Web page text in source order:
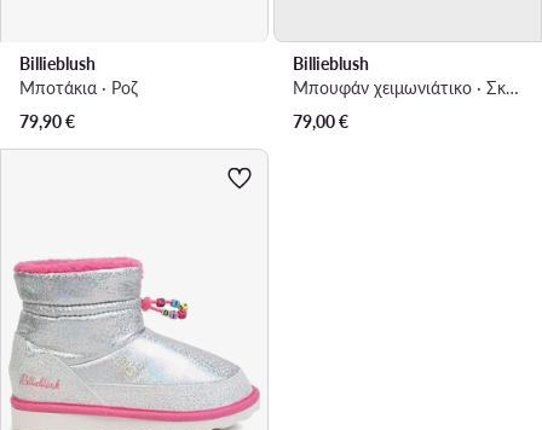
Billieblush
Μποτάκια · Ροζ
79,90€
Billieblush
Μπουφάν χειμωνιάτικο · Σκούρο μπλε
79,00€